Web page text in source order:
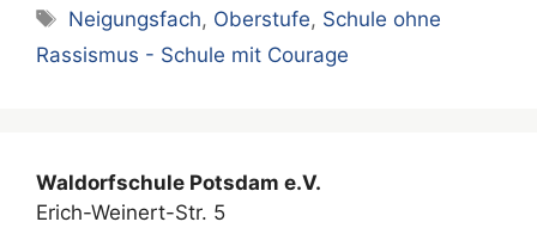
Schlagwörter
Neigungsfach, Oberstufe, Schule ohne
Rassismus - Schule mit Courage
Waldorfschule Potsdam e.V.
Erich-Weinert-Str. 5